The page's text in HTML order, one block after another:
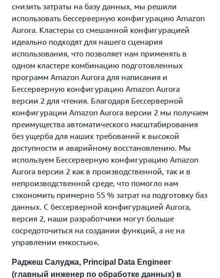
снизить затраты на базу данных, мы решили
использовать бессерверную конфигурацию Amazon
Aurora. Кластеры со смешанной конфигурацией
идеально подходят для нашего сценария
использования, что позволяет нам применять в
одном кластере комбинацию подготовленных
программ Amazon Aurora для написания и
Бессерверную конфигурацию Amazon Aurora
версии 2 для чтения. Благодаря Бессерверной
конфигурации Amazon Aurora версии 2 мы получаем
преимущества автоматического масштабирования
без ущерба для наших требований к высокой
доступности и аварийному восстановлению. Мы
используем Бессерверную конфигурацию Amazon
Aurora версии 2 как в производственной, так и в
непроизводственной среде, что помогло нам
сэкономить примерно 55 % затрат на подготовку баз
данных. С бессерверной конфигурацией Aurora,
версия 2, наши разработчики могут больше
сосредоточиться на создании функций, а не на
управлении емкостью».
Раджеш Салуджа, Principal Data Engineer
(главный инженер по обработке данных) в